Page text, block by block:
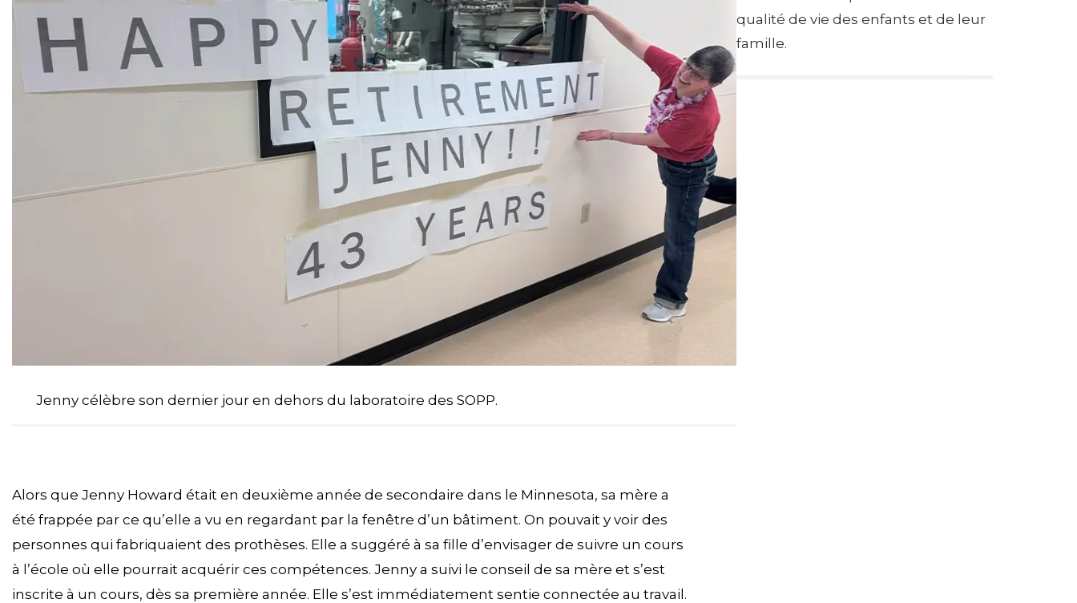
Jenny célèbre son dernier jour en dehors du laboratoire des SOPP.
Alors que Jenny Howard était en deuxième année de secondaire dans le Minnesota, sa mère a
été frappée par ce qu’elle a vu en regardant par la fenêtre d’un bâtiment. On pouvait y voir des
personnes qui fabriquaient des prothèses. Elle a suggéré à sa fille d’envisager de suivre un cours
à l’école où elle pourrait acquérir ces compétences. Jenny a suivi le conseil de sa mère et s’est
inscrite à un cours, dès sa première année. Elle s’est immédiatement sentie connectée au travail.
qualité de vie des enfants et de leur
famille.